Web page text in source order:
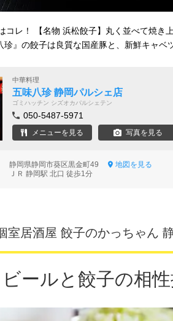
コレ！ 【名物 浜松餃子】丸く並べて焼き
珍』の餃子は良質な国産豚と、新鮮キャベ
中華料理
五味八珍 静岡パルシェ店
ゴミハッチン シズオカパルシェテン
050-5487-5971
メニューを見る 写真を見る
静岡県静岡市葵区黒金町49
地図を見る
ＪＲ 静岡駅 北口 徒歩1分
室居酒屋 餃子のかっちゃん
ビールと餃子の相